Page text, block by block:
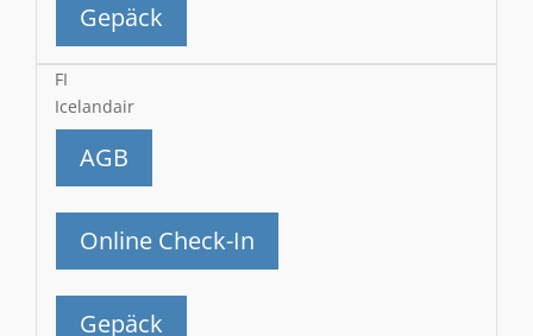
Gepäck
FI
Icelandair
AGB
Online Check-In
Gepäck